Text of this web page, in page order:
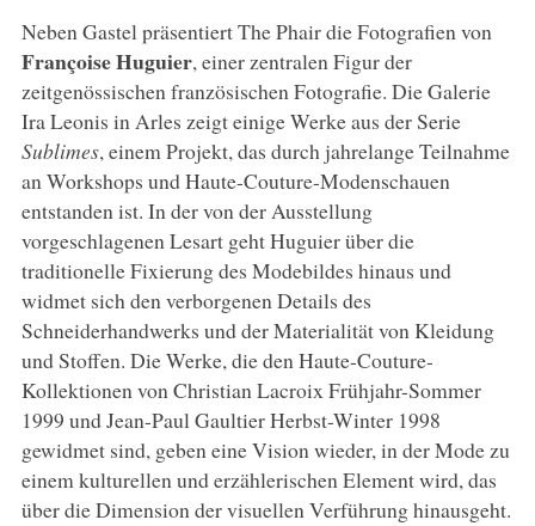
Neben Gastel präsentiert The Phair die Fotografien von
FrançoiseHuguier, einer zentralen Figur der
zeitgenössischen französischen Fotografie. Die Galerie
Ira Leonis in Arles zeigt einige Werke aus der Serie
Sublimes, einem Projekt, das durch jahrelange Teilnahme
an Workshops und Haute-Couture-Modenschauen
entstanden ist. In der von der Ausstellung
vorgeschlagenen Lesart geht Huguier über die
traditionelle Fixierung des Modebildes hinaus und
widmet sich den verborgenen Details des
Schneiderhandwerks und der Materialität von Kleidung
und Stoffen. Die Werke, die den Haute-Couture-
Kollektionen von Christian Lacroix Frühjahr-Sommer
1999 und Jean-Paul Gaultier Herbst-Winter 1998
gewidmet sind, geben eine Vision wieder, in der Mode zu
einem kulturellen und erzählerischen Element wird, das
über die Dimension der visuellen Verführung hinausgeht.